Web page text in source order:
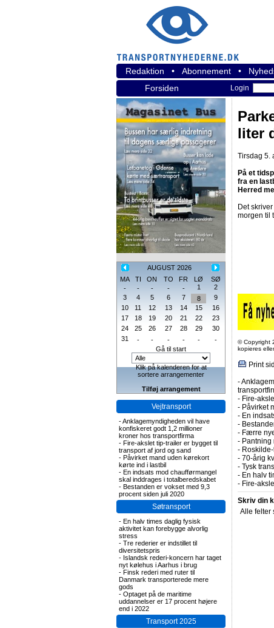
Redaktion • Abonnement •
Forsiden
Login
AUGUST 2026
MA
TI ON TO FR LØ
SØ
-
- - - - 1
2
3
4 5 6 7 8
9
10
11 12 13 14 15
16
17
18 19 20 21 22
23
24
25 26 27 28 29
30
31
- - - - -
-
Gå til start
Klik på kalenderen for at
sortere arrangementer
Tilføj arrangement
Vejtransport
-Anklagemyndigheden vil have
konfiskeret godt 1,2 millioner
kroner hos transportfirma
- Fire-akslet tip-trailer er bygget til
transport af jord og sand
- Påvirket mand uden kørekort
kørte ind i lastbil
- En indsats mod chaufførmangel
skal inddrages i totalberedskabet
- Bestanden er vokset med 9,3
procent siden juli 2020
Søtransport
- En halv times daglig fysisk
aktivitet kan forebygge alvorlig
stress
- Tre rederier er indstillet til
diversitetspris
- Islandsk rederi-koncern har taget
nyt kølehus i Aarhus i brug
- Finsk rederi med ruter til
Danmark transporterede mere
gods
- Optaget på de maritime
uddannelser er 17 procent højere
end i 2022
Transport 2025
liter
Tirsdag 5.
På et
fra en
Herred
Det
morgen til
© Copyright
kopieres
Print
-
- Fire-
- Påvirket
- En
-
- Færre
- Pantning
-
- 70-årig
- Tysk
- En halv
- Fire-
Skriv din
Alle felter